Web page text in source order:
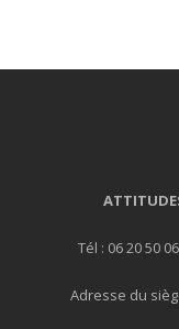
BLOG
Tél : 06 20 50
Adresse du